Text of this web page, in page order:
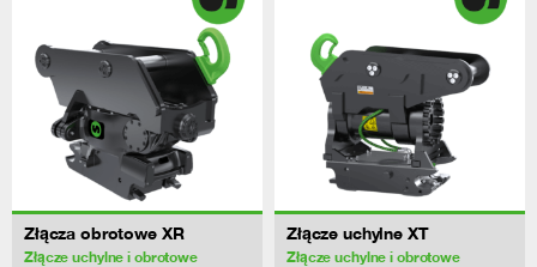
Złącza obrotowe XR
Złącze uchylne i obrotowe
Złącze uchylne XT
Złącze uchylne i obrotowe